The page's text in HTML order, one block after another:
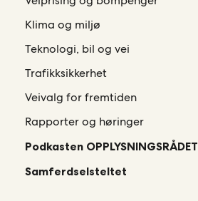
Klima og miljø
Teknologi, bil og vei
Trafikksikkerhet
Veivalg for fremtiden
Rapporter og høringer
Podkasten OPPLYSNINGSRÅDET
Samferdselsteltet